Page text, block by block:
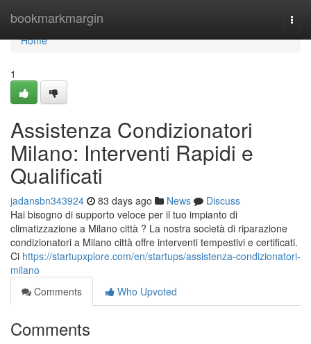
bookmarkmargin
Home
Home
1
Assistenza Condizionatori
Milano: Interventi Rapidi e
Qualificati
jadansbn343924 83 days ago News
Discuss
Hai bisogno di supporto veloce per il tuo impianto di
climatizzazione a Milano città ? La nostra società di riparazione
condizionatori a Milano città offre interventi tempestivi e certificati.
Ci https://startupxplore.com/en/startups/assistenza-condizionatori-
milano
Comments
Who Upvoted
Comments